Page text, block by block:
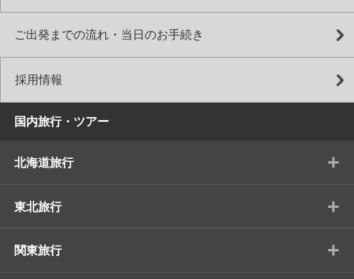
ご出発までの流れ・当日のお手続き
採用情報
国内旅行・ツアー
北海道旅行 +
東北旅行 +
関東旅行 +